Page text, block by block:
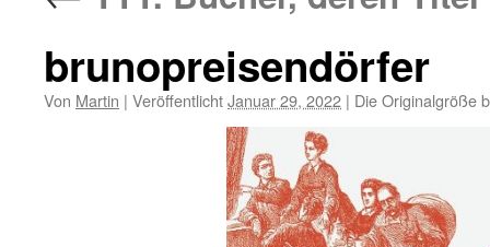
brunopreisendörfer
Von Martin | VeröffentlichtJanuar 29, 2022 | Die Originalgröße